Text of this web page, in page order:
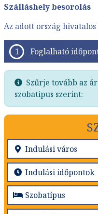
Szálláshely besorolás
Az adott ország hivatalos
Foglalható
Szűrje tovább az
szobatípus szerint: